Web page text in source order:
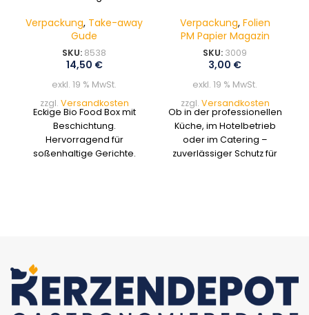
Verpackung, Take-away
Gude
SKU: 8538
14,50 €
exkl. 19 % MwSt.
zzgl. Versandkosten
Eckige Bio Food Box mit
Beschichtung.
Hervorragend für
soßenhaltige Gerichte.
Verpackung, Folien
PM Papier Magazin
SKU: 3009
3,00 €
exkl. 19 % MwSt.
zzgl. Versandkosten
Ob in der professionellen
Küche, im Hotelbetrieb
oder im Catering –
zuverlässiger Schutz für